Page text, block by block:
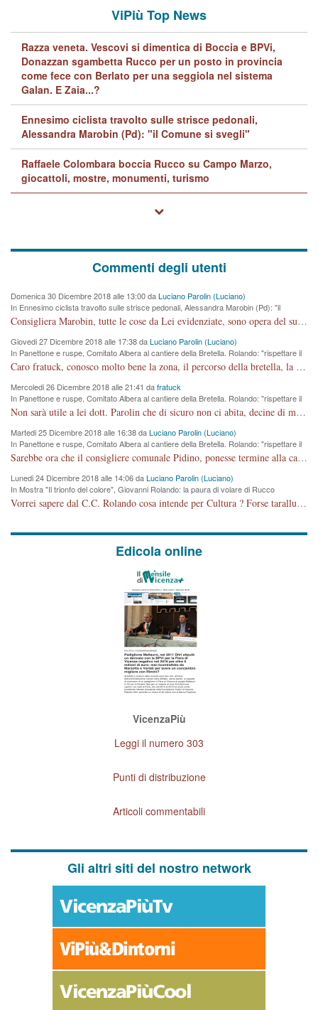
ViPiù Top News
Razza veneta. Vescovi si dimentica di Boccia e BPVi,
Donazzan sgambetta Rucco per un posto in provincia
come fece con Berlato per una seggiola nel sistema
Galan. E Zaia...?
Ennesimo ciclista travolto sulle strisce pedonali,
Alessandra Marobin (Pd): "il Comune si svegli"
Raffaele Colombara boccia Rucco su Campo Marzo,
giocattoli, mostre, monumenti, turismo
Commenti degli utenti
Domenica 30 Dicembre 2018 alle 13:00 daLuciano Parolin (Luciano)
In Ennesimo ciclista travolto sulle strisce pedonali, Alessandra Marobin (Pd): "il
Comune si svegli"
Consigliera Marobin, tutte le cose da Lei evidenziate, sono opera del suo ex Assessore e compagno di Partito Antonio Marco Dalla Pozza Assessore alla "progettazione" di piste ciclabili e altre porcherie. A lui manderei il conto da saldare per incidenti e danni alle persone. E' ora che "finiamola." Avete perso rassegnatevi. qui IL SINDACO RUCCO NON C'ENTRA PER NIENTE. CAPITO!!!!!!!! Amen.
Giovedi 27 Dicembre 2018 alle 17:38 daLuciano Parolin (Luciano)
In Panettone e ruspe, Comitato Albera al cantiere della Bretella. Rolando: "rispettare il
cronoprogramma"
Caro fratuck, conosco molto bene la zona, il percorso della bretella, la situazione dei cittadini, abito in Viale Trento. A partire dal 2003 ho partecipato al Comitato di Maddalene pro bretella, e a riunioni propositive per apportare modifiche al progetto. Numerose mie foto del territorio sono arrivate a Roma, altri miei interventi (non graditi dalla Sx) sono stati pubblicati dal GdV, assieme ad altri come Ciro Asproso, ora favorevole alla bretella. Ho partecipato alla raccolta firme per la chiusura della strada x 5 giorni eseguita dal Sindaco Hullwech per sforamento 180 Micro/g. Pertanto come impegno per la tematica sono apposto con la coscienza. Ora il Progetto è partito, fine! Voglio dire che la nuova Giunta "comunale" non c'entra più. L'opera sarà "malauguratamente" eseguita, ma non con il mio placet. Il Consigliere Comunale dovrebbe capire che la campagna elettorale è finita, con buona pace di tutti. Quello che invece dovrebbe interessare è la proprietà della strada, dall'uscita autostradale Ovest, sino alla Rotatoria dell'Albara, vi sono tre possessori: Autostrade SpA; La Provincia, il Comune. Come la mettiamo per il futuro ? I costi, da 50 sono saliti a 100 milioni di € come dire 20 milioni a KM (!) da non credere. Comunque si farà. Ma nessuno canti Vittoria, anzi meglio non farne un ulteriore fatto "partitico" per questioni elettorali o di seggio. Se mi manda la sua mail, sono disponibile ad inviare i documenti e le foto sopra descritte. Con ossequi, Luciano Parolin
Mercoledi 26 Dicembre 2018 alle 21:41 dafratuck
In Panettone e ruspe, Comitato Albera al cantiere della Bretella. Rolando: "rispettare il
cronoprogramma"
Non sarà utile a lei dott. Parolin che di sicuro non ci abita, decine di migliaia di TIR, automobili e padroncini che passano quotidianamente per una strada appena rotabile, non è più possibile stendere i panni, attraversare la strada senza rischiare la morte, le case stanno crepando, i tempi sono cambiati e la bretella non passerà assolutamente per maddalene (ma cosa sta a dire?!), dia invece responsabilità a chi ha costruito tagliando la strada che doveva invece terminare a isola vicentina e non al moracchino lasciando Motta di Costabissara ancora in panne di traffico. I tempi sono cambiati dottore e se l'anagrafe della vita stagna nell'essere umano impressioni conservatrici, la società non le considera perchè va avanti, si industrializza e ha bisogno di infrastrutture e di sviluppo. Ultima considerazione, se è geloso di Rolando perchè vede in lui solo campagne politiche mentre si difendono i SOLI diritti dei cittadini, la preghiamo faccia considerazioni più appropriate. Saluti e complimenti per i suoi scritti.
Martedi 25 Dicembre 2018 alle 16:38 daLuciano Parolin (Luciano)
In Panettone e ruspe, Comitato Albera al cantiere della Bretella. Rolando: "rispettare il
cronoprogramma"
Sarebbe ora che il consigliere comunale Pidino, ponesse termine alla campagna elettorale nel territorio del suo seggio Villaggio del Sole. La tiraca è iniziata, distruggerà 6 km di prateria ovest della città, ricca di fonti e sorgenti d'acqua. I cittadini di Maddalene non avranno più Pace la notte. Molta colpa per la costruzione di questa Strada è proprio del signor Rolando,dei suoi gazebo mobili e che vuol far passare questa opera VANDALICA come progetto "utile" a chi ? Non è cosa seria sig. Rolando!
Lunedi 24 Dicembre 2018 alle 14:06 daLuciano Parolin (Luciano)
In Mostra "Il trionfo del colore", Giovanni Rolando: la paura di volare di Rucco
Vorrei sapere dal C.C. Rolando cosa intende per Cultura ? Forse tarallucci, vino e sagre, o spaghetti tricolori del PD ? Il continuo (s)parlare della mostra a Palazzo Chiericati caro consigliere DANNEGGIA FORTEMENTE l'immagine della città TUTTA e fa deviare i consensi che in RUSSIA (badi bene ex U.R.S.S.) sono ECCELLENTI. A livello artistico l'evento è di alta Valenza culturale, COMPITO di Tutta la Cittadinanza fare il possibile per propagandare l'iniziativa senza farne UN CASO PARTITICO come fa Lei da sempre. Meno Gazebo + Partecipazione! E così sia. Amen.
Edicola online
VicenzaPiù
Leggi il numero 303
Punti di distribuzione
Articoli commentabili
Gli altri siti del nostro network